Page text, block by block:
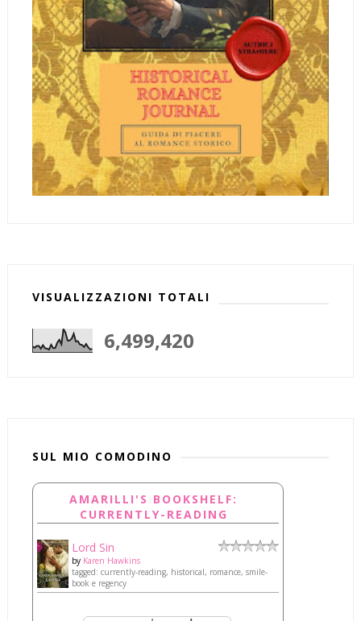
VISUALIZZAZIONI TOTALI
6,499,420
SUL MIO COMODINO
AMARILLI'S BOOKSHELF:
CURRENTLY-READING
Lord Sin
by Karen Hawkins
tagged: currently-reading, historical, romance, smile-
book e regency